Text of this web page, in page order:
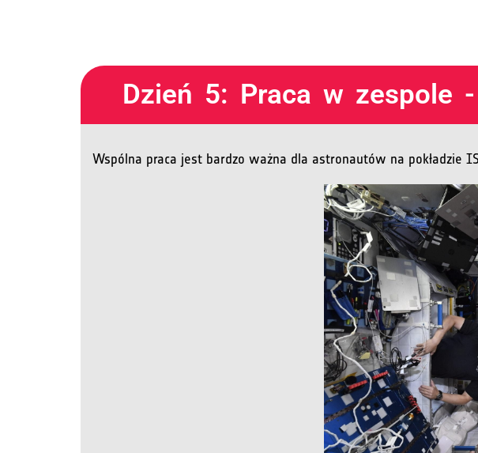
Dzień 5: Praca w zespole
Wspólna praca jest bardzo ważna dla astronautów na pokładzie